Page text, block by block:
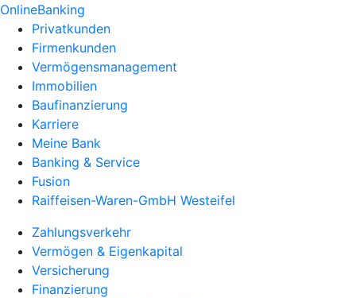
OnlineBanking
Privatkunden
Firmenkunden
Vermögensmanagement
Immobilien
Baufinanzierung
Karriere
Meine Bank
Banking & Service
Fusion
Raiffeisen-Waren-GmbH Westeifel
Zahlungsverkehr
Vermögen & Eigenkapital
Versicherung
Finanzierung